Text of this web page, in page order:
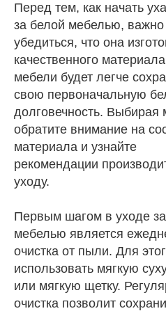
Перед тем, как начать
за белой мебелью, важно
убедиться, что она
качественного
мебели будет легче
свою первоначальную
долговечность. Выбирая
обратите внимание на
материала и узнайте
рекомендации
уходу.
Первым шагом в уходе
мебелью является
очистка от пыли. Для
использовать мягкую
или мягкую щетку.
очистка позволит